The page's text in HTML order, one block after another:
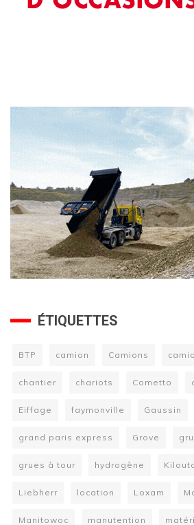
ÉTIQUETTES
BTP camion Camions
chantier chariots Cometto
Eiffage faymonville Gaussin
grand paris express Grove
grues à tour hydrogène
Liebherr location Loxam
Manitowoc manutention